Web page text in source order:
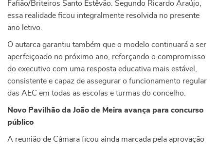
Fafião/Briteiros Santo Estêvão. Segundo Ricardo Araújo,
essa realidade ficou integralmente resolvida no presente
ano letivo.
O autarca garantiu também que o modelo continuará a ser
aperfeiçoado no próximo ano, reforçando o compromisso
do executivo com uma resposta educativa mais estável,
consistente e capaz de assegurar o funcionamento regular
das AEC em todas as escolas e turmas do concelho.
Novo Pavilhão da João de Meira avança para concurso
público
A reunião de Câmara ficou ainda marcada pela aprovação